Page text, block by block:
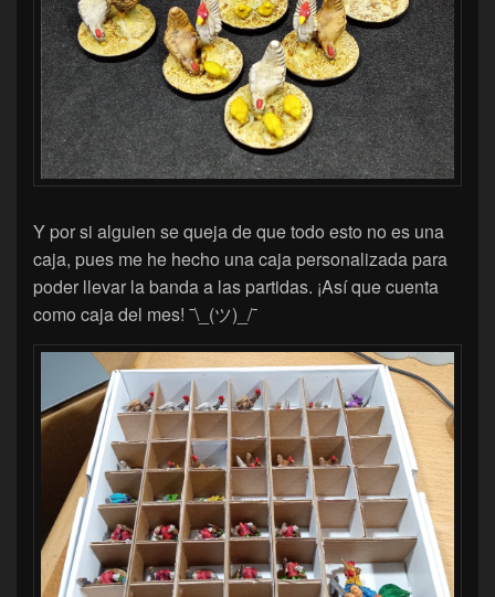
Y por si alguien se queja de que todo esto no es una
caja, pues me he hecho una caja personalizada para
poder llevar la banda a las partidas. ¡Así que cuenta
como caja del mes! ¯\_(ツ)_/¯